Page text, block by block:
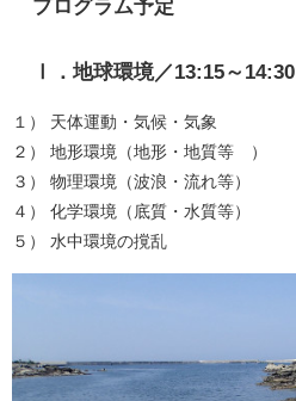
プログラム予定
Ⅰ．地球環境／13:15～14:30
１） 天体運動・気候・気象
２） 地形環境（地形・地質等 ）
３） 物理環境（波浪・流れ等）
４） 化学環境（底質・水質等）
５） 水中環境の撹乱